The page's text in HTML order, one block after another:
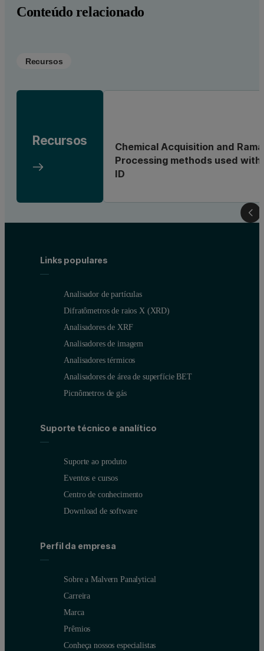
Conteúdo relacionado
Recursos
Recursos
Chemical Acquisition and
Processing methods used
ID
Links populares
Analisador de partículas
Difratômetros de raios X (XRD)
Analisadores de XRF
Analisadores de imagem
Analisadores térmicos
Analisadores de área de superfície BET
Picnômetros de gás
Suporte técnico e analítico
Suporte ao produto
Eventos e cursos
Centro de conhecimento
Download de software
Perfil da empresa
Sobre a Malvern Panalytical
Carreira
Marca
Prêmios
Conheça nossos especialistas